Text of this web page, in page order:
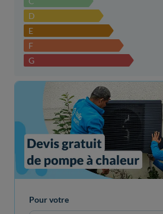
D
E
F
G
Pour votre